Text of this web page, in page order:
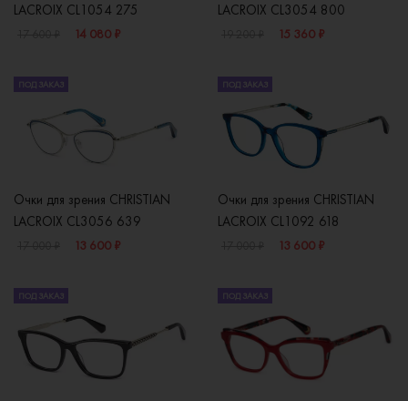
LACROIX CL1054 275
14 080 ₽
LACROIX CL3054 800
15 360 ₽
ПОД ЗАКАЗ
Очки для зрения CHRISTIAN
LACROIX CL3056 639
13 600 ₽
ПОД ЗАКАЗ
Очки для зрения CHRISTIAN
LACROIX CL1092 618
13 600 ₽
ПОД ЗАКАЗ ПОД ЗАКАЗ